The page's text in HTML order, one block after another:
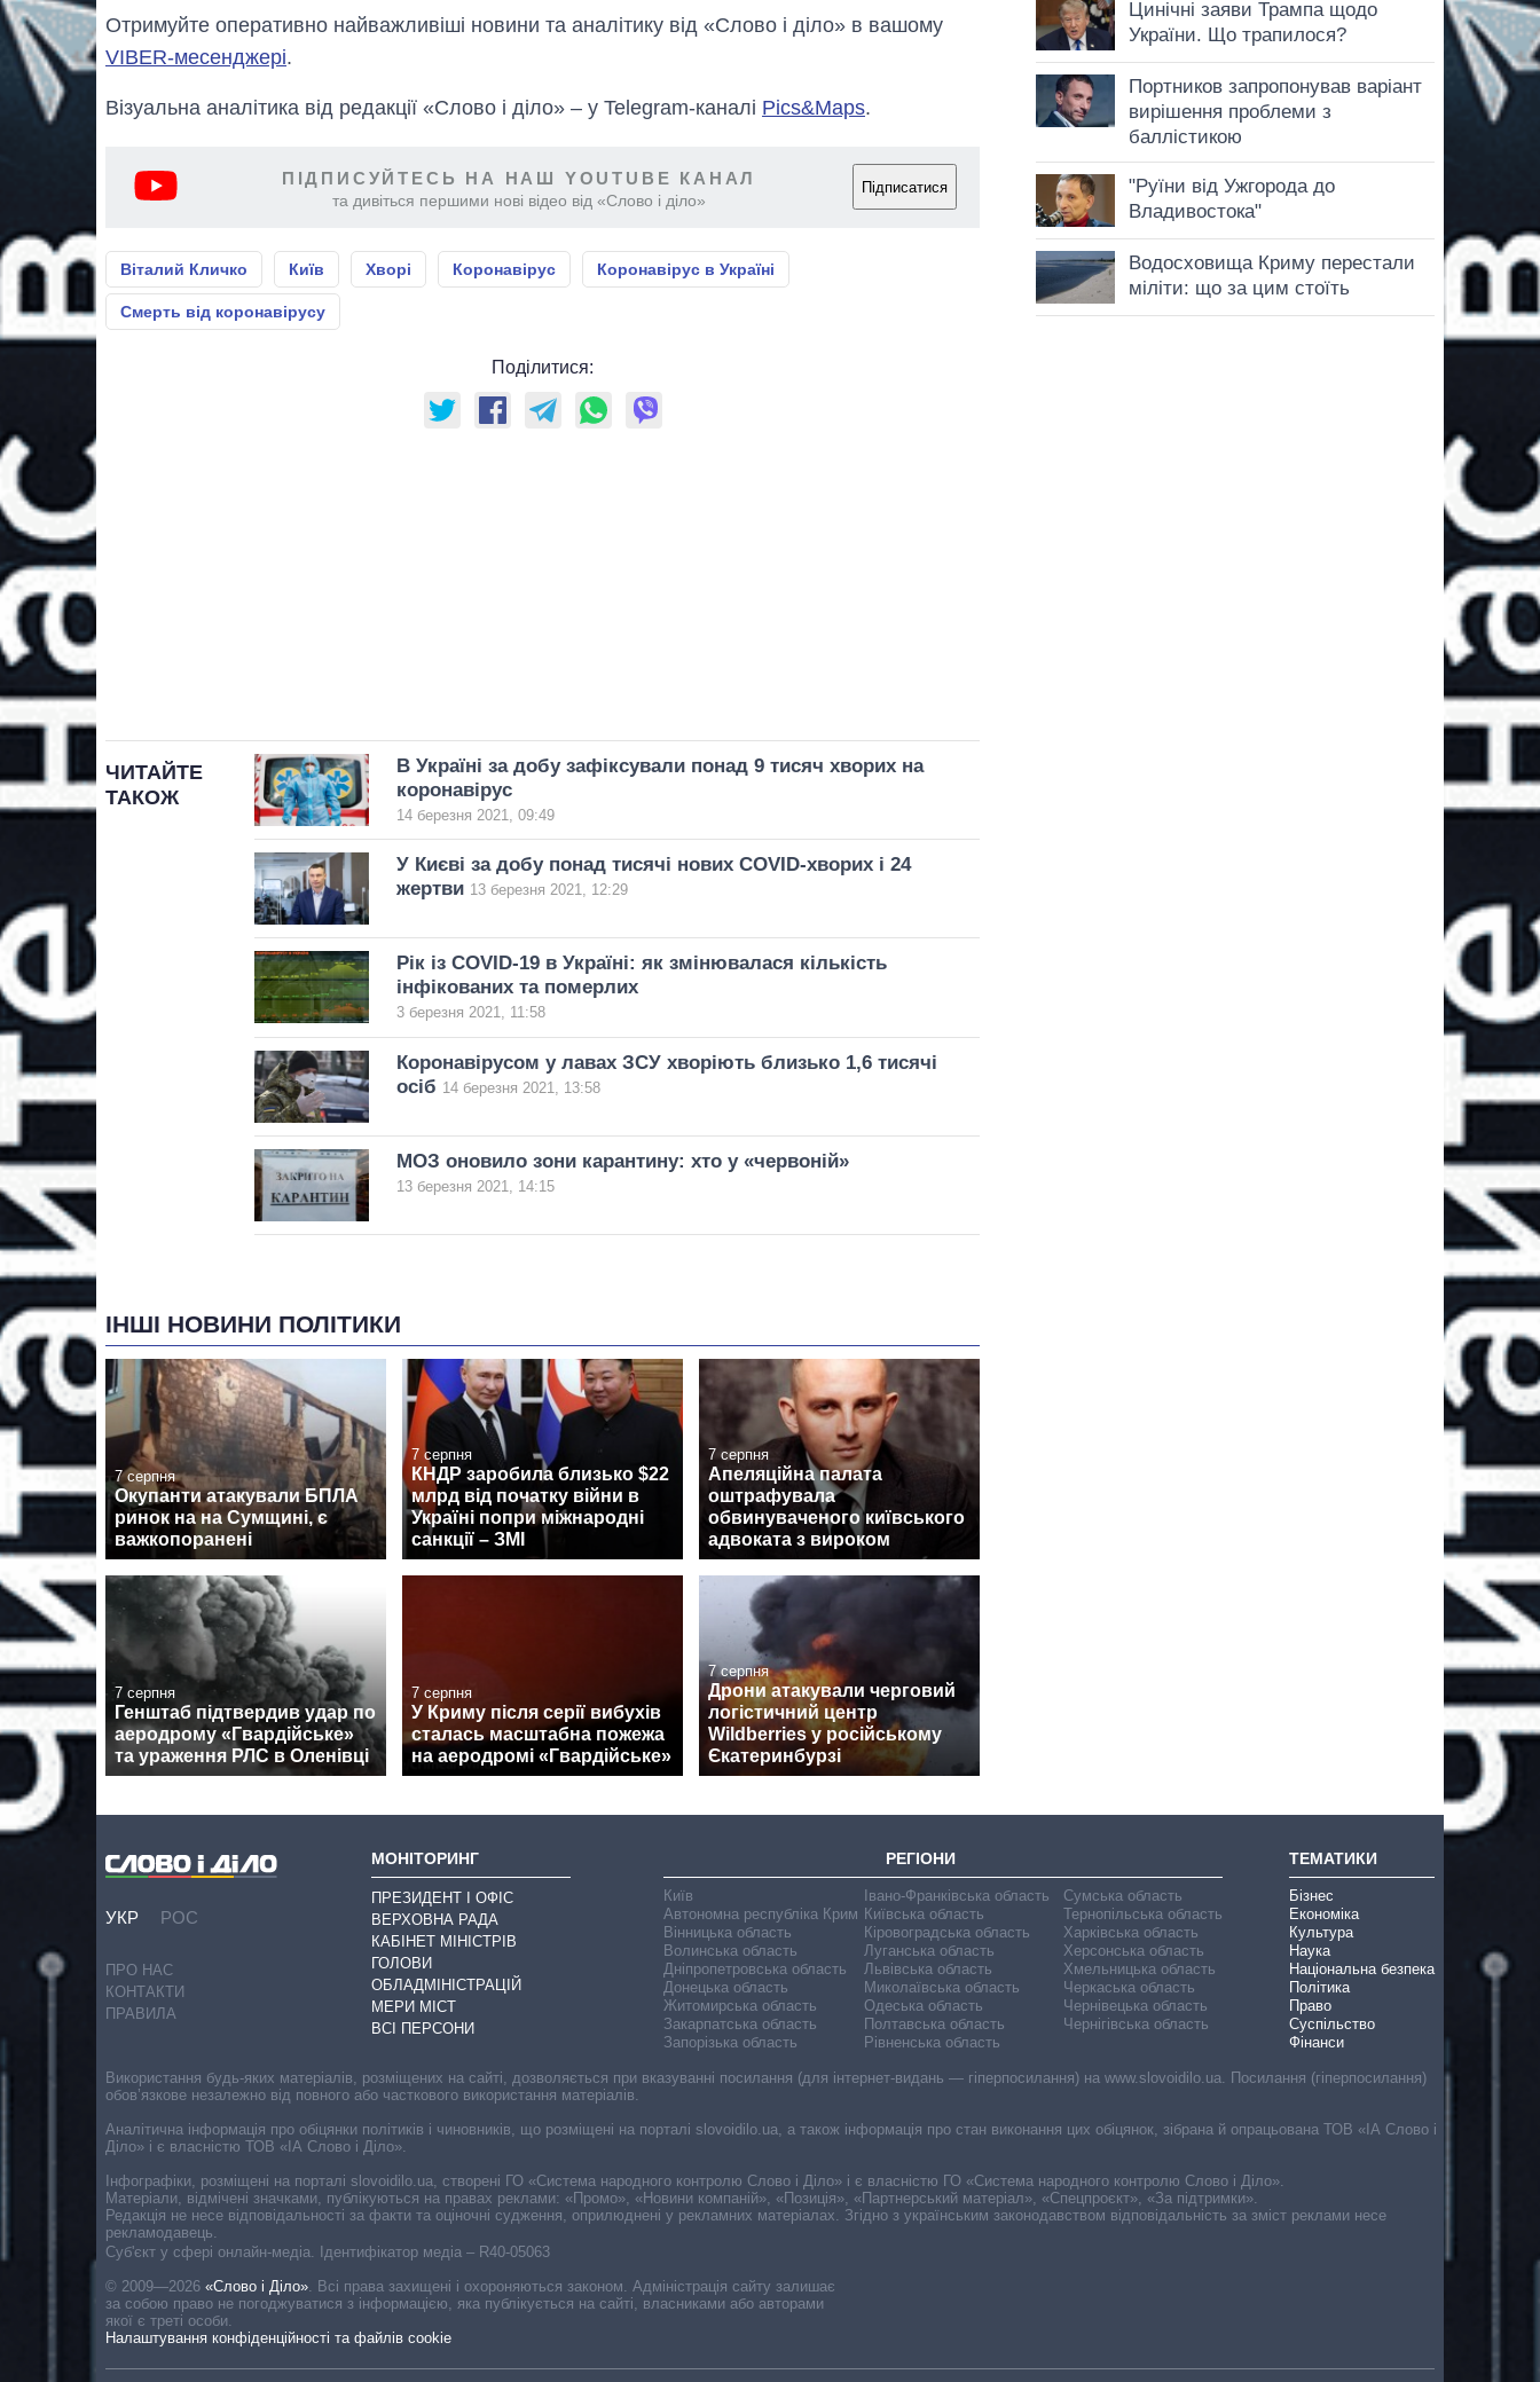
Отримуйте оперативно найважливіші новини та аналітику від «Слово і діло» в вашому
VIBER-месенджері.
Візуальна аналітика від редакції «Слово і діло» – у Telegram-каналі Pics&Maps.
ПІДПИСУЙТЕСЬ НА НАШ YOUTUBE КАНАЛ
та дивіться першими нові відео від «Слово і діло»
Підписатися
Віталий Кличко Київ Хворі Коронавірус Коронавірус в Україні
Смерть від коронавірусу
Поділитися:
ЧИТАЙТЕ
ТАКОЖ
В Україні за добу зафіксували понад 9 тисяч хворих на
коронавірус
14 березня 2021, 09:49
У Києві за добу понад тисячі нових COVID-хворих і 24
жертви 13 березня 2021, 12:29
Рік із COVID-19 в Україні: як змінювалася кількість
інфікованих та померлих
3 березня 2021, 11:58
Коронавірусом у лавах ЗСУ хворіють близько 1,6 тисячі
осіб 14 березня 2021, 13:58
МОЗ оновило зони карантину: хто у «червоній»
13 березня 2021, 14:15
ІНШІ НОВИНИ ПОЛІТИКИ
7 серпня
Окупанти атакували БПЛА
ринок на на Сумщині, є
важкопоранені
7 серпня
КНДР заробила близько $22
млрд від початку війни в
Україні попри міжнародні
санкції – ЗМІ
7 серпня
Апеляційна палата
оштрафувала
обвинуваченого київського
адвоката з вироком
7 серпня
Генштаб підтвердив удар по
аеродрому «Гвардійське»
та ураження РЛС в Оленівці
7 серпня
У Криму після серії вибухів
сталась масштабна пожежа
на аеродромі «Гвардійське»
7 серпня
Дрони атакували черговий
логістичний центр
Wildberries у російському
Єкатеринбурзі
УКР РОС
ПРО НАС
КОНТАКТИ
ПРАВИЛА
МОНІТОРИНГ
ПРЕЗИДЕНТ І ОФІС
ВЕРХОВНА РАДА
КАБІНЕТ МІНІСТРІВ
ГОЛОВИ
ОБЛАДМІНІСТРАЦІЙ
МЕРИ МІСТ
ВСІ ПЕРСОНИ
РЕГІОНИ
Київ
Автономна республіка Крим
Вінницька область
Волинська область
Дніпропетровська область
Донецька область
Житомирська область
Закарпатська область
Запорізька область
Івано-Франківська область
Київська область
Кіровоградська область
Луганська область
Львівська область
Миколаївська область
Одеська область
Полтавська область
Рівненська область
Сумська область
Тернопільська область
Харківська область
Херсонська область
Хмельницька область
Черкаська область
Чернівецька область
Чернігівська область
ТЕМАТИКИ
Бізнес
Економіка
Культура
Наука
Національна безпека
Політика
Право
Суспільство
Фінанси
Cуб'єкт у сфері онлайн-медіа. Ідентифікатор медіа – R40-05063
© 2009—2026 «Слово і Діло» Всі права захищені і охороняються законом. Адміністрація сайту залишає
за собою право не погоджуватися з інформацією, яка публікується на сайті, власниками або авторами
якої є треті особи.
Налаштування конфіденційності та файлів cookie
Використання будь-яких матеріалів, розміщених на сайті, дозволяється при вказуванні посилання (для інтернет-видань — гіперпосилання) на www.slovoidilo.ua. Посилання (гіперпосилання)
обов’язкове незалежно від повного або часткового використання матеріалів.
Аналітична інформація про обіцянки політиків і чиновників, що розміщені на порталі slovoidilo.ua, а також інформація про стан виконання цих обіцянок, зібрана й опрацьована ТОВ «ІА Слово і
Діло» і є власністю ТОВ «ІА Слово і Діло».
Інфографіки, розміщені на порталі slovoidilo.ua, створені ГО «Система народного контролю Слово і Діло» і є власністю ГО «Система народного контролю Слово і Діло».
Матеріали, відмічені значками, публікуються на правах реклами: «Промо», «Новини компаній», «Позиція», «Партнерський матеріал», «Спецпроєкт», «За підтримки».
Редакція не несе відповідальності за факти та оціночні судження, оприлюднені у рекламних матеріалах. Згідно з українським законодавством відповідальність за зміст реклами несе
рекламодавець.